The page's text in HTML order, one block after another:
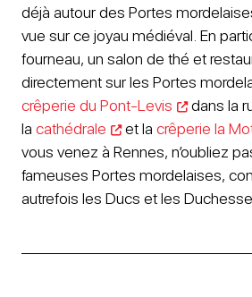
déjà autour des Portes
vue sur ce joyau médiéval. En
fourneau, un salon de thé et
directement sur les Portes
crêperie du Pont-Levis
dans la
la cathédrale et la crêperie la
vous venez à Rennes, n’oubliez
fameuses Portes mordelaises,
autrefois les Ducs et les